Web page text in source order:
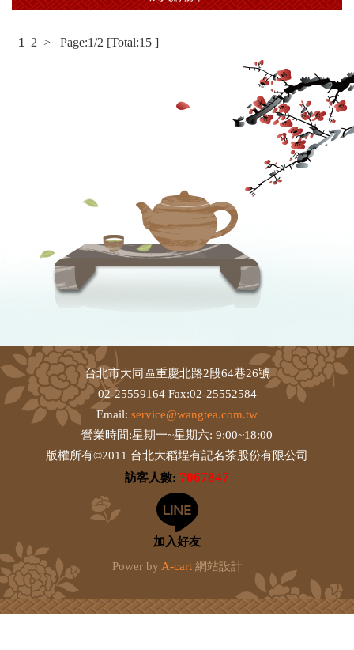
1 2 > Page:1/2 [Total:15 ]
台北市大同區重慶北路2段64巷26號
02-25559164 Fax:02-25552584
Email: service@wangtea.com.tw
營業時間:星期一~星期六: 9:00~18:00
版權所有©2011 台北大稻埕有記名茶股份有限公司
訪客人數: 7067847
加入好友
Power by A-cart網站設計